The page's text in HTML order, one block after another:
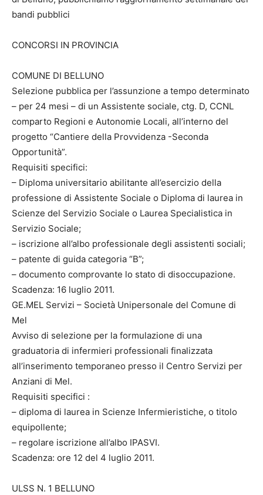
bandi pubblici
CONCORSI IN PROVINCIA
COMUNE DI BELLUNO
Selezione pubblica per l’assunzione a tempo determinato
– per 24 mesi – di un Assistente sociale, ctg. D, CCNL
comparto Regioni e Autonomie Locali, all’interno del
progetto “Cantiere della Provvidenza -Seconda
Opportunità”.
Requisiti specifici:
– Diploma universitario abilitante all’esercizio della
professione di Assistente Sociale o Diploma di laurea in
Scienze del Servizio Sociale o Laurea Specialistica in
Servizio Sociale;
– iscrizione all’albo professionale degli assistenti sociali;
– patente di guida categoria “B”;
– documento comprovante lo stato di disoccupazione.
Scadenza: 16 luglio 2011.
GE.MEL Servizi – Società Unipersonale del Comune di
Mel
Avviso di selezione per la formulazione di una
graduatoria di infermieri professionali finalizzata
all’inserimento temporaneo presso il Centro Servizi per
Anziani di Mel.
Requisiti specifici :
– diploma di laurea in Scienze Infermieristiche, o titolo
equipollente;
– regolare iscrizione all’albo IPASVI.
Scadenza: ore 12 del 4 luglio 2011.
ULSS N. 1 BELLUNO